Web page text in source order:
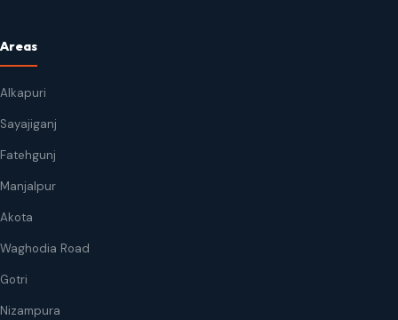
Areas
Alkapuri
Sayajiganj
Fatehgunj
Manjalpur
Akota
Waghodia Road
Gotri
Nizampura